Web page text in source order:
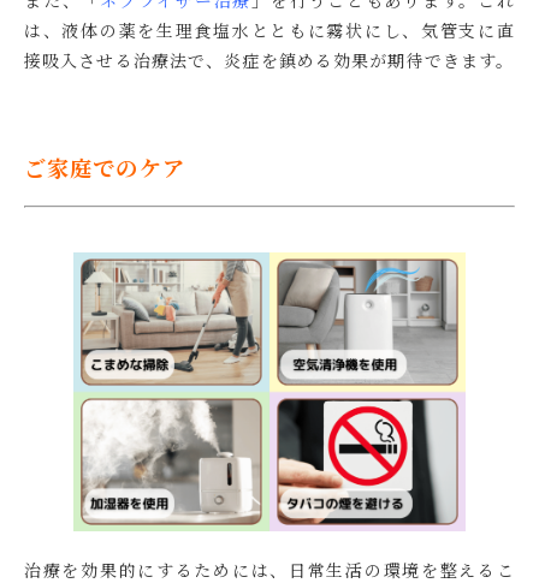
は、液体の薬を生理食塩水とともに霧状にし、気管支に直
接吸入させる治療法で、炎症を鎮める効果が期待できます。
ご家庭でのケア
治療を効果的にするためには、日常生活の環境を整えるこ